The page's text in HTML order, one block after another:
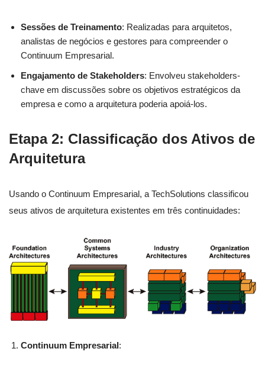
Sessões de Treinamento: Realizadas para arquitetos,
analistas de negócios e gestores para compreender o
Continuum Empresarial.
Engajamento de Stakeholders: Envolveu stakeholders-
chave em discussões sobre os objetivos estratégicos da
empresa e como a arquitetura poderia apoiá-los.
Etapa 2: Classificação dos Ativos de
Arquitetura
Usando o Continuum Empresarial, a TechSolutions classificou
seus ativos de arquitetura existentes em três continuidades:
Continuum Empresarial: